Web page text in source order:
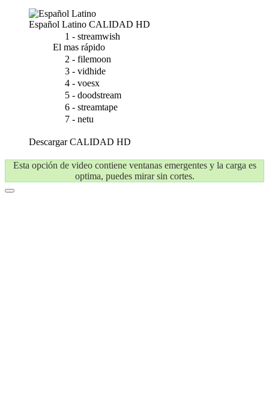
Español Latino CALIDAD HD
1 - streamwish
El mas rápido
2 - filemoon
3 - vidhide
4 - voesx
5 - doodstream
6 - streamtape
7 - netu
DescargarCALIDAD HD
Esta opción de video contiene ventanas emergentes y la carga es
optima, puedes mirar sin cortes.